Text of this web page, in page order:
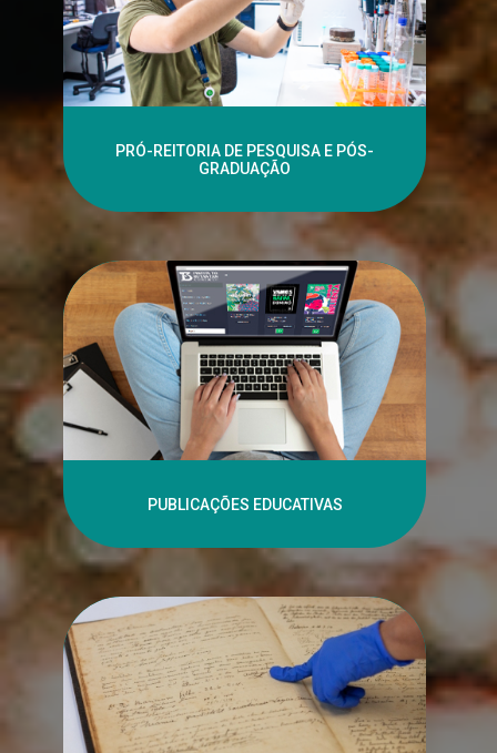
PRÓ-REITORIA DE PESQUISA E PÓS-
GRADUAÇÃO
PUBLICAÇÕES EDUCATIVAS